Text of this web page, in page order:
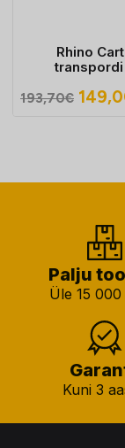
Rhino
transpordi
193,70€ Algne
Palju
Üle 15
Kuni 3